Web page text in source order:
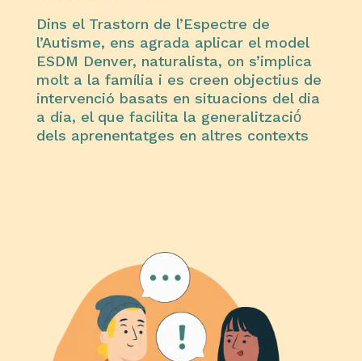
Dins el Trastorn de l’Espectre de
l’Autisme, ens agrada aplicar el model
ESDM Denver, naturalista, on s’implica
molt a la família i es creen objectius de
intervenció basats en situacions del dia
a dia, el que facilita la generalització́
dels aprenentatges en altres contexts